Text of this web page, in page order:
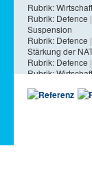
Rubrik: Wirtschaft
Rubrik: Defence
Suspension
Rubrik: Defence
Stärkung der
Rubrik: Defence
Rubrik: Wirtschaft